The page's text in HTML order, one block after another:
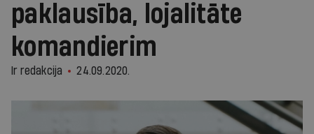
paklausība, lojalitāte
komandierim
Ir redakcija 24.09.2020.